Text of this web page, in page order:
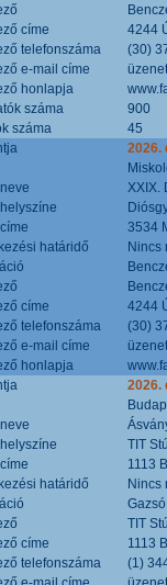
címe
4244
telefonszáma
(30)
e-mail címe
honlapja
száma
900
száma
45
2026.
XXIX.
3534
határidő
Nincs
címe
4244
telefonszáma
(30)
e-mail címe
honlapja
2026.
TIT
1113
határidő
Nincs
TIT
címe
1113
telefonszáma
(1)